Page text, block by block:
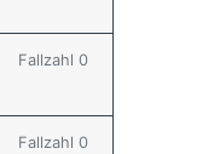
Fallzahl 0
Fallzahl 0